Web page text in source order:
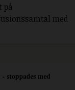
på
med
stoppades med